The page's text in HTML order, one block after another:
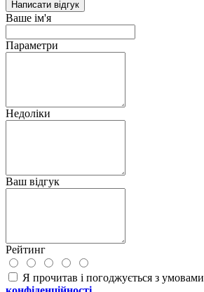
Написати відгук
Ваше ім'я
Параметри
Недоліки
Ваш відгук
Рейтинг
Я прочитав і погоджується з умовами